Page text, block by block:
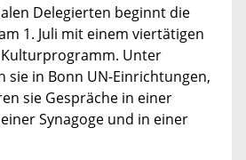
Delegierten beginnt die
1. Juli mit einem viertätigen
Unter
sie in Bonn UN-Einrichtungen,
sie Gespräche in einer
Synagoge und in einer